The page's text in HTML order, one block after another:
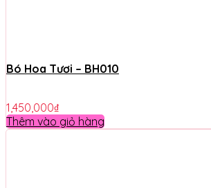
Bó Hoa Tươi – BH010
1,450,000₫
Thêm vào giỏ hàng